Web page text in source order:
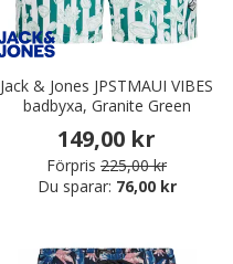
Jack & Jones JPSTMAUI VIBES
badbyxa, Granite Green
149,00 kr
Förpris 225,00 kr
Du sparar: 76,00 kr